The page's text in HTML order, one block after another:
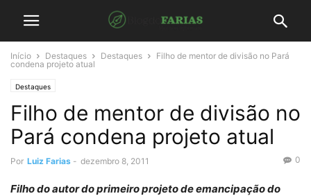
Início Destaques Destaques
Filho de mentor de divisão no Pará
condena projeto atual
Destaques
Filho de mentor de divisão no
Pará condena projeto atual
Por Luiz Farias - dezembro 8, 2011 0
Filho do autor do primeiro projeto de emancipação do